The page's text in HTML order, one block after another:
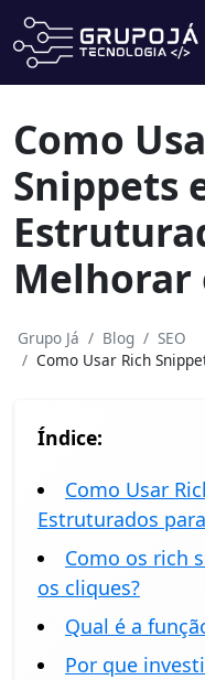
Como
Snippets
Melhorar
Grupo Já Blog
SEO
Como Usar Rich
Índice:
Como Usar
Estruturados
Como os rich
os cliques?
Qual é a
Por que